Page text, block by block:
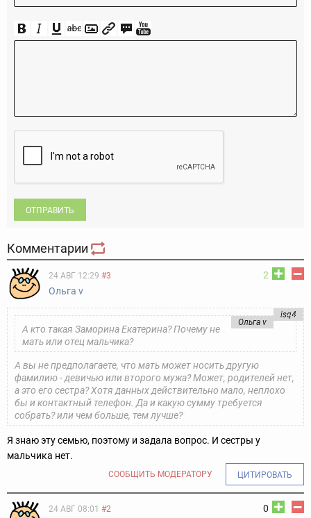
ОТПРАВИТЬ
Комментарии
2
24 АВГ 12:29 #3
Ольга v
isq4
Ольга v
А кто такая Заморина Екатерина? Почему не
мать или отец мальчика?
А вы не предполагаете, что мать может носить другую
фамилию - девичью или второго мужа? Может, родителей нет,
а это его сестра? Хотя данных действительно мало, неплохо
бы и контактный телефон. Да и какую сумму требуется
собрать? или чем больше, тем лучше?
Я знаю эту семью, поэтому и задала вопрос. И сестры у
мальчика нет.
СООБЩИТЬ МОДЕРАТОРУ ЦИТИРОВАТЬ
0
24 АВГ 08:01 #2